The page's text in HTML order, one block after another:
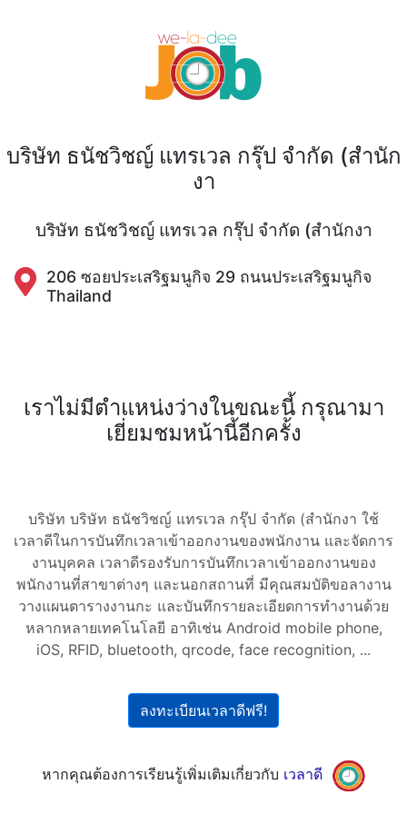
บริษัท ธนัชวิชญ์ แทรเวล กรุ๊ป จำกัด (สำนัก
งา
บริษัท ธนัชวิชญ์ แทรเวล กรุ๊ป จำกัด (สำนักงา
206 ซอยประเสริฐมนูกิจ 29 ถนนประเสริฐมนูกิจ
Thailand
เราไม่มีตำแหน่งว่างในขณะนี้ กรุณามา
เยี่ยมชมหน้านี้อีกครั้ง
บริษัท บริษัท ธนัชวิชญ์ แทรเวล กรุ๊ป จำกัด (สำนักงา ใช้
เวลาดีในการบันทึกเวลาเข้าออกงานของพนักงาน และจัดการ
งานบุคคล เวลาดีรองรับการบันทึกเวลาเข้าออกงานของ
พนักงานที่สาขาต่างๆ และนอกสถานที่ มีคุณสมบัติขอลางาน
วางแผนตารางงานกะ และบันทึกรายละเอียดการทำงานด้วย
หลากหลายเทคโนโลยี อาทิเช่น Android mobile phone,
iOS, RFID, bluetooth, qrcode, face recognition, ...
ลงทะเบียนเวลาดีฟรี!
หากคุณต้องการเรียนรู้เพิ่มเติมเกี่ยวกับ เวลาดี